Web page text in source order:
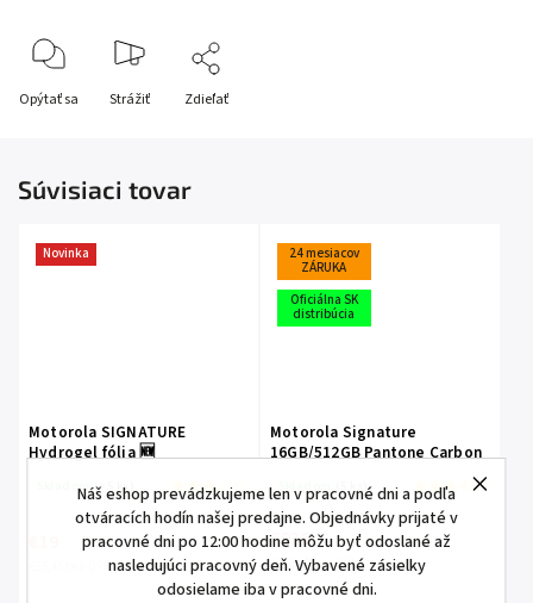
Náš eshop prevádzkujeme len v pracovné dni a podľa
otváracích hodín našej predajne. Objednávky prijaté v
pracovné dni po 12:00 hodine môžu byť odoslané až
nasledujúci pracovný deň. Vybavené zásielky
odosielame iba v pracovné dni.
Opýtať sa Strážiť Zdieľať
Súvisiaci tovar
Novinka
Motorola SIGNATURE
Hydrogel fólia 🆕
Skladom (>5 ks)
€15,45 bez DPH
24 mesiacov
ZÁRUKA
Oficiálna SK
distribúcia
Motorola Signature
16GB/512GB Pantone Carbon
+ 🎁🎁 125W originál adaptér
MOTOROLA I Bose®️Motorola
bezdrôtový reproduktor
(5 ks)
€762,60 bez DPH
€938